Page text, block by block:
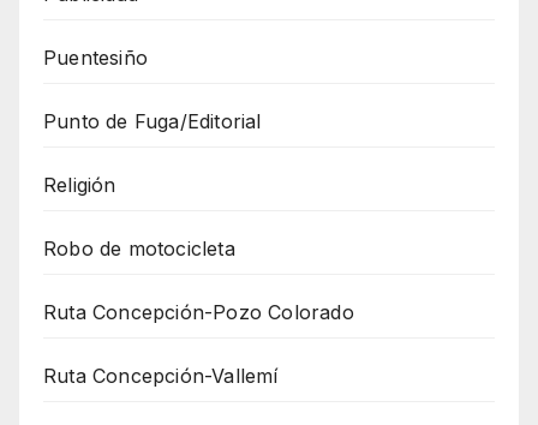
Puentesiño
Punto de Fuga/Editorial
Religión
Robo de motocicleta
Ruta Concepción-Pozo Colorado
Ruta Concepción-Vallemí